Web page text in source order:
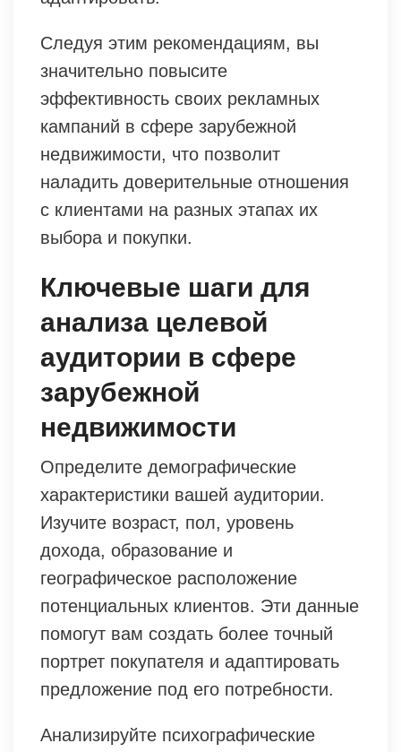
Следуя этим рекомендациям, вы
значительно повысите
эффективность своих рекламных
кампаний в сфере зарубежной
недвижимости, что позволит
наладить доверительные отношения
с клиентами на разных этапах их
выбора и покупки.
Ключевые шаги для
анализа целевой
аудитории в сфере
зарубежной
недвижимости
Определите демографические
характеристики вашей аудитории.
Изучите возраст, пол, уровень
дохода, образование и
географическое расположение
потенциальных клиентов. Эти данные
помогут вам создать более точный
портрет покупателя и адаптировать
предложение под его потребности.
Анализируйте психографические